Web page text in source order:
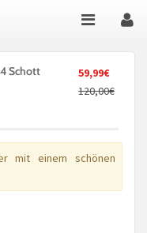
59,99€
120,00€
Schott
mit einem schönen